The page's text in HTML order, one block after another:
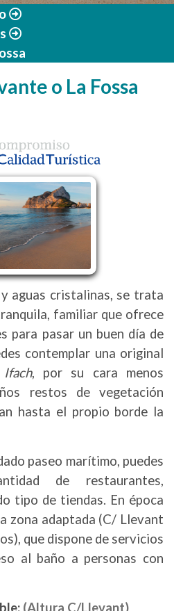
o La Fossa
aguas cristalinas, se trata
familiar que ofrece
para pasar un buen día de
contemplar una original
, por su cara menos
restos de vegetación
hasta el propio borde la
paseo marítimo, puedes
de restaurantes,
tipo de tiendas. En época
zona adaptada (C/ Llevant
que dispone de servicios
al baño a personas con
(Altura C/Llevant)